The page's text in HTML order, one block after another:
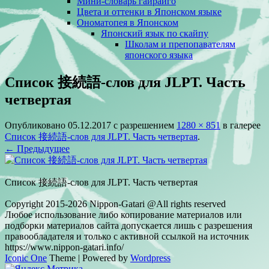
Цвета и оттенки в Японском языке
Ономатопея в Японском
Японский язык по скайпу
Школам и препопавателям
японского языка
Список 接続語-слов для JLPT. Часть
четвертая
Опубликовано 05.12.2017 с разрешением 1280 × 851 в галерее
Список 接続語-слов для JLPT. Часть четвертая.
← Предыдущее
Список 接続語-слов для JLPT. Часть четвертая
Copyright 2015-2026 Nippon-Gatari @All rights reserved
Любое использование либо копирование материалов или
подборки материалов сайта допускается лишь с разрешения
правообладателя и только с активной ссылкой на источник
https://www.nippon-gatari.info/
Iconic One Theme | Powered by Wordpress